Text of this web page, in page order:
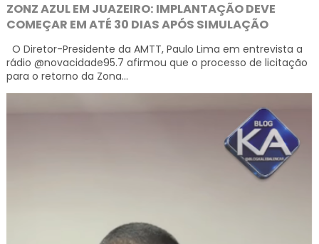
ZONZ AZUL EM JUAZEIRO: IMPLANTAÇÃO DEVE
COMEÇAR EM ATÉ 30 DIAS APÓS SIMULAÇÃO
O Diretor-Presidente da AMTT, Paulo Lima em entrevista a
rádio @novacidade95.7 afirmou que o processo de licitação
para o retorno da Zona...